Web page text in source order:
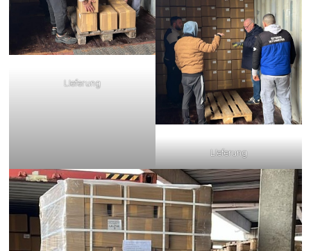
LIeferung
LIeferung